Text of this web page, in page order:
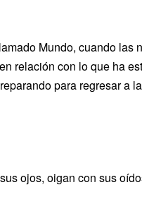
Mundo, cuando las
relación con lo que ha
para regresar a
ojos, oigan con sus